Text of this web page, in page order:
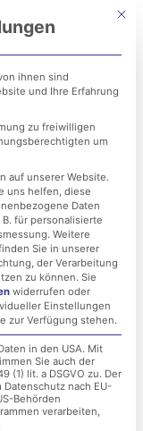
Mit
ihnen sind
und Ihre Erfahrung
zu freiwilligen
um
auf unserer Website.
uns helfen, diese
Daten
für personalisierte
Weitere
Sie in unserer
der Verarbeitung
zu können. Sie
widerrufen oder
Einstellungen
zur Verfügung stehen.
in den USA. Mit
Sie auch der
(1) lit. a DSGVO zu. Der
Datenschutz nach EU-
Behörden
verarbeiten,